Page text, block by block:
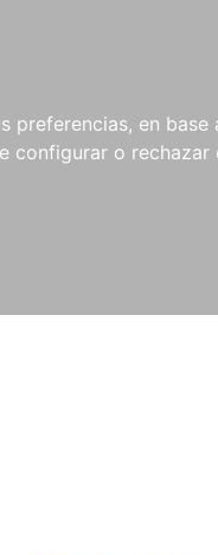
en
configurar o
NOVEDADES